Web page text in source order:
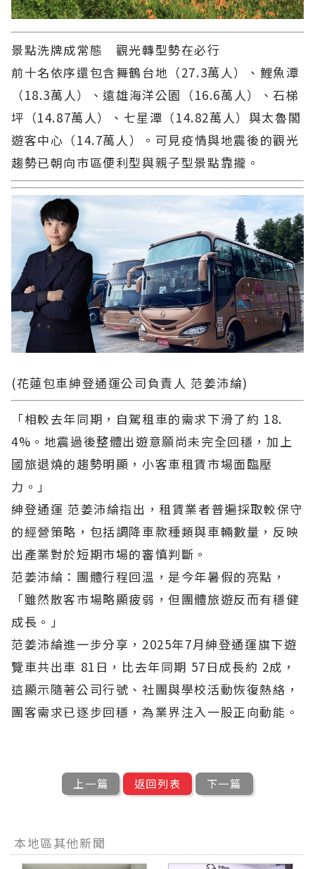
景點洗牌成常態 觀光轉型勢在必行
前十名依序還包含舞鶴台地（27.3萬人）、鯉魚潭
（18.3萬人）、遠雄海洋公園（16.6萬人）、石梯
坪（14.87萬人）、七星潭（14.82萬人）與太魯閣
遊客中心（14.7萬人）。可見疫情與地震後的觀光
趨勢已朝向市區便利型與親子型景點靠攏。
(花蓮包車紳登通運公司負責人 范姜沛綸)
「相較去年同期，自駕租車的需求下滑了約 18.
4%。地震過後整體出遊意願尚未完全回穩，加上
國旅退燒的趨勢明顯，小客車租賃市場面臨壓
力。」
紳登通運 范姜沛綸指出，租賃業者普遍採取較保守
的經營策略，包括調降車款種類與車輛數量，反映
出產業對於短期市場的審慎判斷。
范姜沛綸：團體行程回溫，是今年暑假的亮點，
「雖然散客市場略顯疲弱，但團體旅遊反而有穩健
成長。」
范姜沛綸進一步分享，2025年7月紳登通運旗下遊
覽車共出車 81日，比去年同期 57日成長約 2成，
這顯示隨著公司行號、社團與學校活動恢復熱絡，
團客需求已逐步回穩，為業界注入一股正向動能。
上一篇 返回列表 下一篇
本地區其他新聞